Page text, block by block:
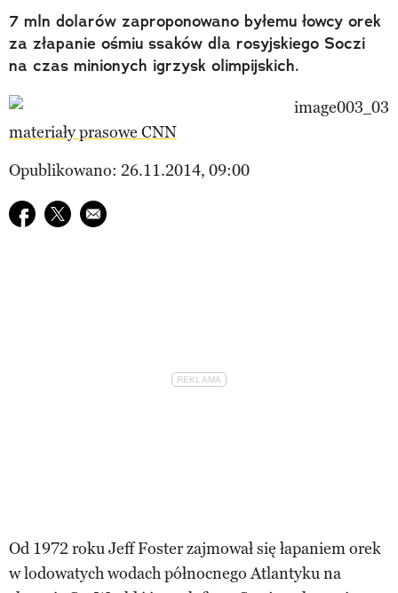
7 mln dolarów zaproponowano byłemu łowcy orek
za złapanie ośmiu ssaków dla rosyjskiego Soczi
na czas minionych igrzysk olimpijskich.
materiały prasowe CNN
Opublikowano: 26.11.2014, 09:00
Udostępnij na facebook
Udostępnij na twitter
E-mail do przyjaciela
Od 1972 roku Jeff Foster zajmował się łapaniem orek
w lodowatych wodach północnego Atlantyku na